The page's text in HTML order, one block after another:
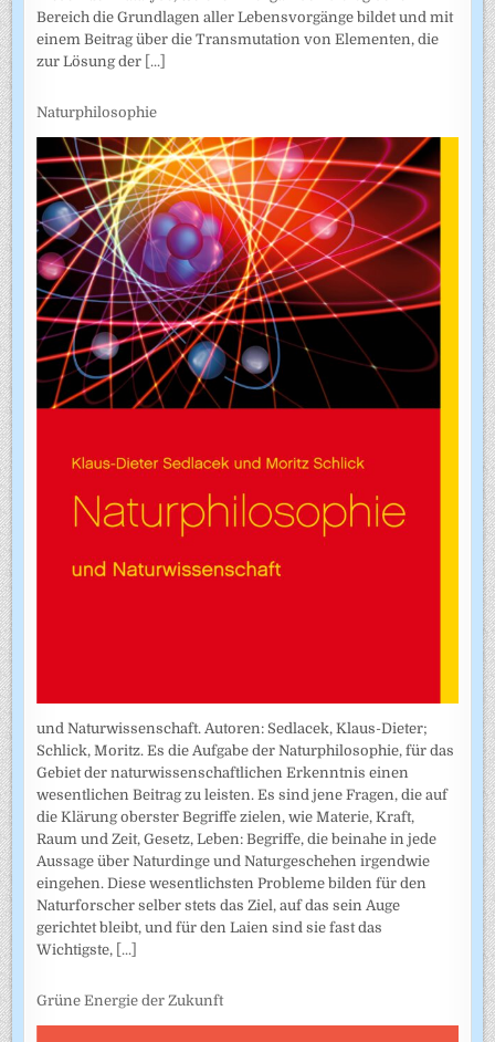
Bereich die Grundlagen aller Lebensvorgänge bildet und mit
einem Beitrag über die Transmutation von Elementen, die
zur Lösung der [...]
Naturphilosophie
und Naturwissenschaft. Autoren: Sedlacek, Klaus-Dieter;
Schlick, Moritz. Es die Aufgabe der Naturphilosophie, für das
Gebiet der naturwissenschaftlichen Erkenntnis einen
wesentlichen Beitrag zu leisten. Es sind jene Fragen, die auf
die Klärung oberster Begriffe zielen, wie Materie, Kraft,
Raum und Zeit, Gesetz, Leben: Begriffe, die beinahe in jede
Aussage über Naturdinge und Naturgeschehen irgendwie
eingehen. Diese wesentlichsten Probleme bilden für den
Naturforscher selber stets das Ziel, auf das sein Auge
gerichtet bleibt, und für den Laien sind sie fast das
Wichtigste, [...]
Grüne Energie der Zukunft